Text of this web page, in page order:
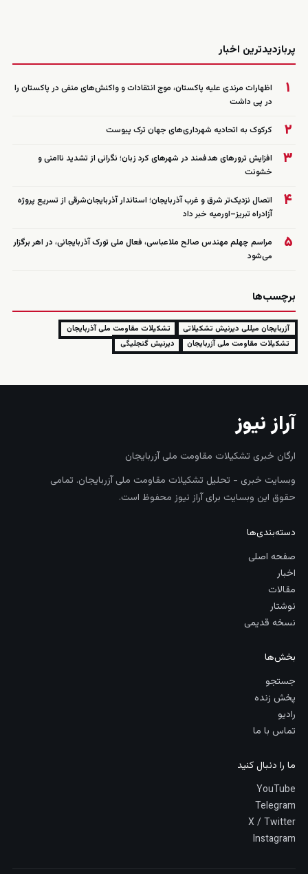
پربازدیدترین اخبار
۱
اظهارات مرندی علیه پاکستان، موج انتقادات و واکنش‌های منفی در پاکستان را
در پی داشت
۲ کرکوک به اتحادیه شهرداری‌های جهان ترک پیوست
۳
افزایش ترورهای هدفمند در شهرهای کرد زبان؛ نگرانی از تشدید ناامنی و
خشونت
۴
اتصال نزدیک‌تر شرق و غرب آذربایجان؛ استاندار آذربایجان‌شرقی از تسریع پروژه
آزادراه تبریز–اورمیه خبر داد
۵
مراسم چهلم مهندس صالح ملاعباسی، فعال ملی تورک آذربایجانی، در اهر برگزار
می‌شود
برچسب‌ها
آزربایجان میللی دیرنیش تشکیلاتی
تشکیلات مقاومت ملی آذربایجان
تشکیلات مقاومت ملی آزربایجان
دیرنیش گنجلیگی
آراز نیوز
ارگان خبری تشکیلات مقاومت ملی آزربایجان
وبسایت خبری - تحلیل تشکیلات مقاومت ملی آزربایجان. تمامی
حقوق این وبسایت برای آراز نیوز محفوظ است.
دسته‌بندی‌ها
صفحه اصلی
اخبار
مقالات
نوشتار
نسخه قدیمی
بخش‌ها
جستجو
پخش زنده
رادیو
تماس با ما
ما را دنبال کنید
YouTube
Telegram
X / Twitter
Instagram